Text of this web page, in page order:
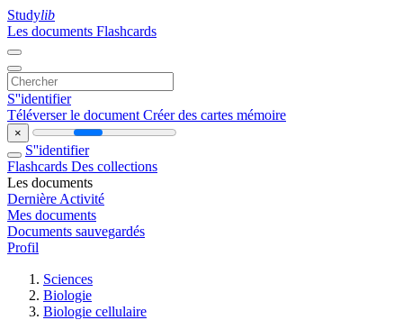
Studylib
Les documents Flashcards
S''identifier
Téléverser le document Créer des cartes mémoire
×
S''identifier
Flashcards Des collections
Les documents
Dernière Activité
Mes documents
Documents sauvegardés
Profil
Sciences
Biologie
Biologie cellulaire